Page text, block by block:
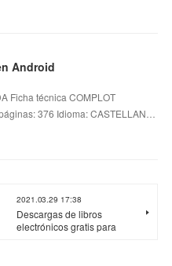
Android
Ficha técnica COMPLOT
376 Idioma: CASTELLAN…
2021.03.29 17:38
Descargas de libros
electrónicos gratis para